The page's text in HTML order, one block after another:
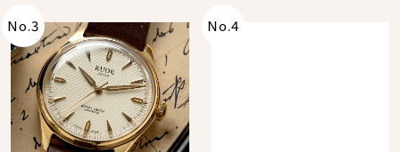
No.3 No.4